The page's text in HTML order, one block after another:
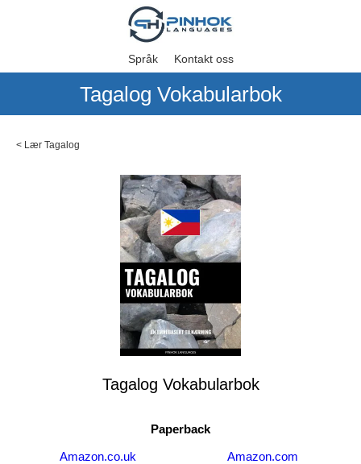
Språk Kontakt oss
Tagalog Vokabularbok
< Lær Tagalog
Tagalog Vokabularbok
Paperback
Amazon.co.uk
Amazon.com